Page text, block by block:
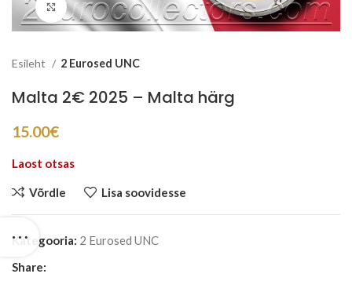
Suurenda
Esileht 2 Eurosed UNC
Malta 2€ 2025 – Malta härg
15.00€
Laost otsas
Võrdle Lisa soovidesse
Kategooria: 2 Eurosed UNC
Share: